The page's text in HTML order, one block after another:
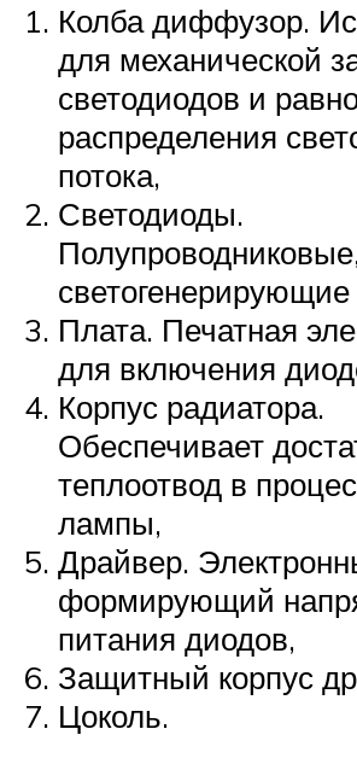
Колба диффузор.
для механической
светодиодов и
распределения
потока,
Светодиоды.
Плата. Печатная
для включения
Корпус радиатора.
Обеспечивает
теплоотвод в
лампы,
Драйвер.
формирующий
питания диодов,
Защитный корпус
Цоколь.